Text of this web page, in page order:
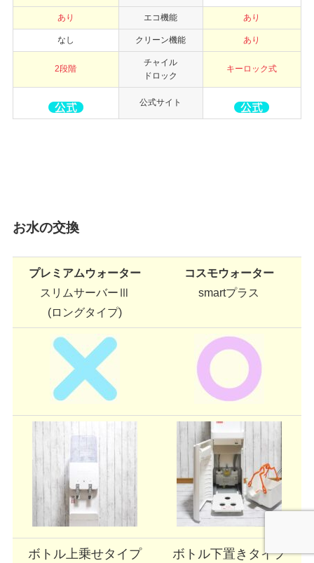
あり エコ機能 あり
なし クリーン機能 あり
2段階
チャイル
ドロック
キーロック式
公式サイト
お水の交換
プレミアムウォーター
スリムサーバーⅢ
(ロングタイプ)
コスモウォーター
smartプラス
ボトル上乗せタイプ ボトル下置きタイプ